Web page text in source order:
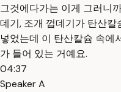
그것에다가는 이게 그러니
데기, 조개 껍데기가 탄산칼
넣었는데 이 탄산칼슘 속에
가 들어 있는 거예요.
04:37
Speaker A